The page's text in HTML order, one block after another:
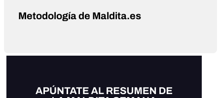
Metodología de Maldita.es